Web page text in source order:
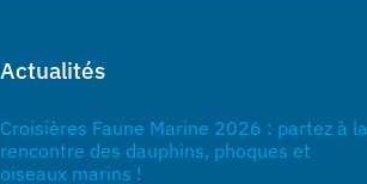
Actualités
Croisières Faune Marine 2026 : partez à la
rencontre des dauphins, phoques et
oiseaux marins !